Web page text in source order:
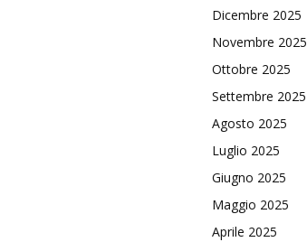
Dicembre 2025
Novembre 2025
Ottobre 2025
Settembre 2025
Agosto 2025
Luglio 2025
Giugno 2025
Maggio 2025
Aprile 2025